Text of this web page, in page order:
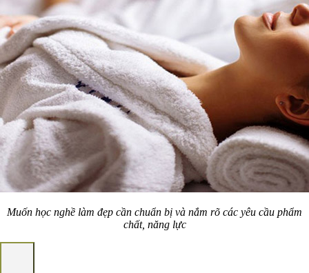
Muốn học nghề làm đẹp cần chuẩn bị và nắm rõ các yêu cầu phẩm
chất, năng lực